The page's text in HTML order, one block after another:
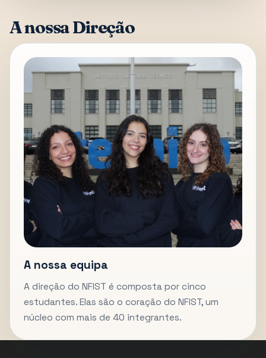
A nossa Direção
A nossa equipa
A direção do NFIST é composta por cinco
estudantes. Elas são o coração do NFIST, um
núcleo com mais de 40 integrantes.